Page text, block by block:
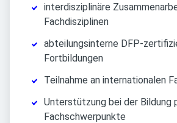
interdisziplinäre
Fachdisziplinen
abteilungsinterne DFP-
Fortbildungen
Teilnahme an internationalen
Unterstützung bei der Bildung
Fachschwerpunkte